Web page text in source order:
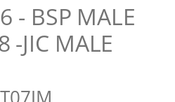
- BSP MALE
-JIC MALE